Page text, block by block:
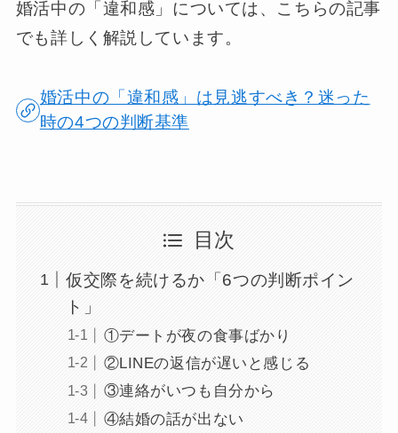
婚活中の「違和感」については、こちらの記事
でも詳しく解説しています。
婚活中の「違和感」は見逃すべき？迷った
時の4つの判断基準
目次
仮交際を続けるか「6つの判断ポイン
ト」
①デートが夜の食事ばかり
②LINEの返信が遅いと感じる
③連絡がいつも自分から
④結婚の話が出ない